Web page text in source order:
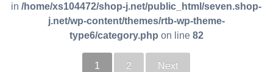
in/home/xs104472/shop-j.net/public_html/seven.shop-
j.net/wp-content/themes/rtb-wp-theme-
type6/category.php on line 82
1 2 Next